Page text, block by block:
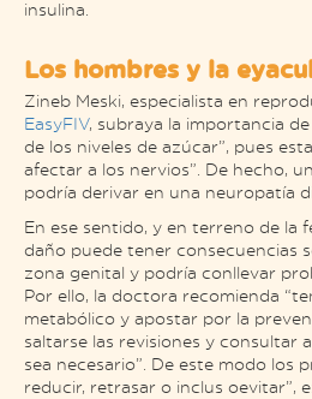
insulina.
Los hombres y la
Zineb Meski, especialista en
EasyFIV, subraya la importancia
de los niveles de azúcar”, pues
afectar a los nervios”. De hecho,
podría derivar en una neuropatía
En ese sentido, y en terreno de la
daño puede tener consecuencias
zona genital y podría conllevar
Por ello, la doctora recomienda
metabólico y apostar por la
saltarse las revisiones y consultar
sea necesario”. De este modo los
reducir, retrasar o inclus oevitar”,